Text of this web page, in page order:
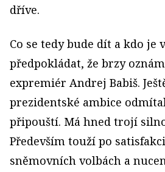
dříve.
Co se tedy bude dít a kdo je
předpokládat, že brzy
expremiér Andrej Babiš.
prezidentské ambice
připouští. Má hned trojí
Především touží po
sněmovních volbách a